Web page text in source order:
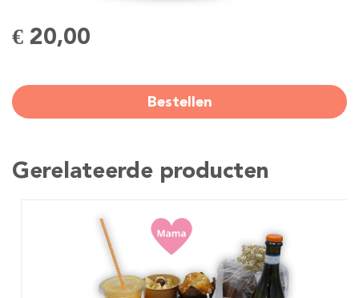
€ 20,00
Bestellen
Gerelateerde producten